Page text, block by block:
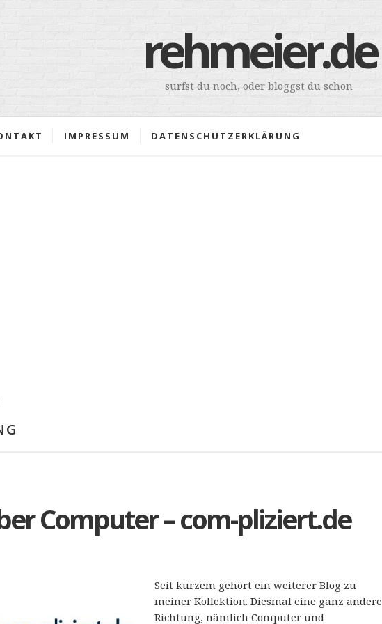
rehmeier.de
surfst du noch, oder bloggst du schon
IMPRESSUM DATENSCHUTZERKLÄRUNG
Computer – com-pliziert.de
Seit kurzem gehört ein weiterer Blog zu
meiner Kollektion. Diesmal eine ganz andere
Richtung, nämlich Computer und